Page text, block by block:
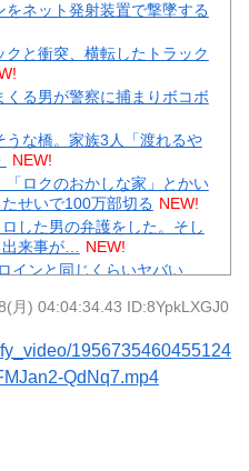
をネット発射装置で撃墜する
クと衝突、横転したトラック
くる男が警察に捕まりボコボ
うな橋。家族3人「渡れるや
NEW!
「ロクのおかしな家」とかい
せいで100万部切る NEW!
した男の弁護をした。そし
出来事が… NEW!
インと同じくらいヤバい
ってたｗｗｗｗｗ NEW!
w w NEW!
造り全代行→ガル民「駄目男
月) 04:04:34.43 ID:8YpkLXGJ0
1956735460455124
QdNq7.mp4